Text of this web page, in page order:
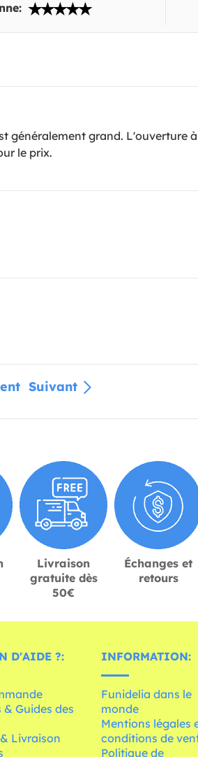
généralement grand. L'ouverture
le prix.
Suivant
Livraison
gratuite dès
50€
Échanges et
retours
D'AIDE ?:
& Guides des
Livraison
INFORMATION:
Funidelia dans le
monde
Mentions légales
conditions de
Politique de